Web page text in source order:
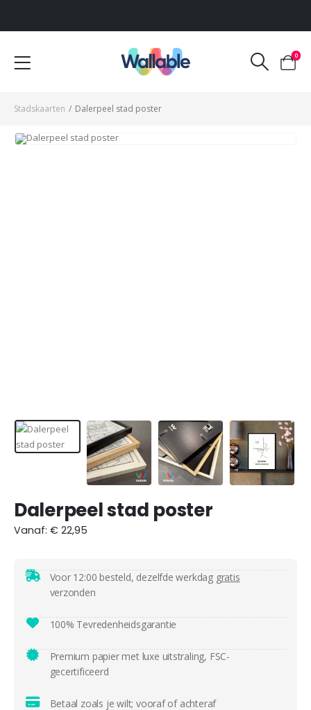
Voor 12:00 uur besteld, dezelfde werkdag verzonden
0
Stadskaarten / Dalerpeel stad poster
Dalerpeel stad poster
Vanaf: € 22,95
Voor 12:00 besteld, dezelfde werkdag gratis
verzonden
100% Tevredenheidsgarantie
Premium papier met luxe uitstraling, FSC-
gecertificeerd
Betaal zoals je wilt; vooraf of achteraf